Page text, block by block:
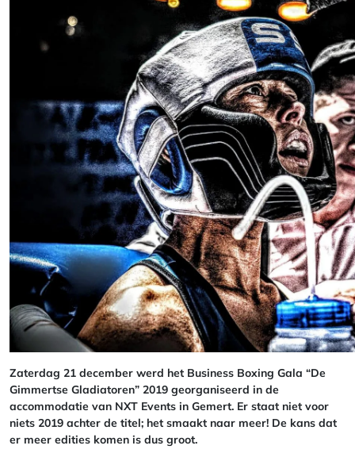
Zaterdag 21 december werd het Business Boxing Gala “De
Gimmertse Gladiatoren” 2019 georganiseerd in de
accommodatie van NXT Events in Gemert. Er staat niet voor
niets 2019 achter de titel; het smaakt naar meer! De kans dat
er meer edities komen is dus groot.